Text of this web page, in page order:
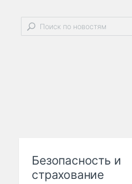
Безопасность и
страхование